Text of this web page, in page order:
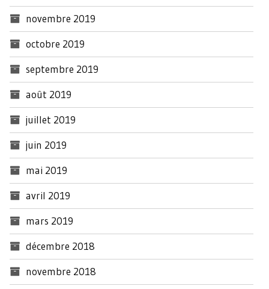
novembre 2019
octobre 2019
septembre 2019
août 2019
juillet 2019
juin 2019
mai 2019
avril 2019
mars 2019
décembre 2018
novembre 2018